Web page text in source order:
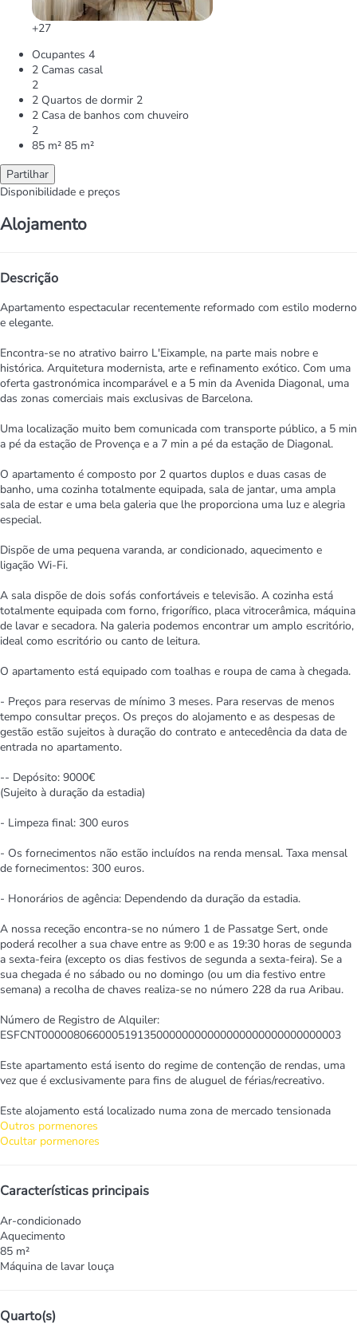
+27
Ocupantes 4
2 Camas casal
2
2 Quartos de dormir 2
2 Casa de banhos com chuveiro
2
85 m² 85 m²
Partilhar
Disponibilidade e preços
Alojamento
Descrição
Apartamento espectacular recentemente reformado com estilo moderno
e elegante.
Encontra-se no atrativo bairro L'Eixample, na parte mais nobre e
histórica. Arquitetura modernista, arte e refinamento exótico. Com uma
oferta gastronómica incomparável e a 5 min da Avenida Diagonal, uma
das zonas comerciais mais exclusivas de Barcelona.
Uma localização muito bem comunicada com transporte público, a 5 min
a pé da estação de Provença e a 7 min a pé da estação de Diagonal.
O apartamento é composto por 2 quartos duplos e duas casas de
banho, uma cozinha totalmente equipada, sala de jantar, uma ampla
sala de estar e uma bela galeria que lhe proporciona uma luz e alegria
especial.
Dispõe de uma pequena varanda, ar condicionado, aquecimento e
ligação Wi-Fi.
A sala dispõe de dois sofás confortáveis e televisão. A cozinha está
totalmente equipada com forno, frigorífico, placa vitrocerâmica, máquina
de lavar e secadora. Na galeria podemos encontrar um amplo escritório,
ideal como escritório ou canto de leitura.
O apartamento está equipado com toalhas e roupa de cama à chegada.
- Preços para reservas de mínimo 3 meses. Para reservas de menos
tempo consultar preços. Os preços do alojamento e as despesas de
gestão estão sujeitos à duração do contrato e antecedência da data de
entrada no apartamento.
-- Depósito: 9000€
(Sujeito à duração da estadia)
- Limpeza final: 300 euros
- Os fornecimentos não estão incluídos na renda mensal. Taxa mensal
de fornecimentos: 300 euros.
- Honorários de agência: Dependendo da duração da estadia.
A nossa receção encontra-se no número 1 de Passatge Sert, onde
poderá recolher a sua chave entre as 9:00 e as 19:30 horas de segunda
a sexta-feira (excepto os dias festivos de segunda a sexta-feira). Se a
sua chegada é no sábado ou no domingo (ou um dia festivo entre
semana) a recolha de chaves realiza-se no número 228 da rua Aribau.
Número de Registro de Alquiler:
ESFCNT00000806600051913500000000000000000000000000003
Este apartamento está isento do regime de contenção de rendas, uma
vez que é exclusivamente para fins de aluguel de férias/recreativo.
Este alojamento está localizado numa zona de mercado tensionada
Outros pormenores
Ocultar pormenores
Características principais
Ar-condicionado
Aquecimento
85 m²
Máquina de lavar louça
Quarto(s)